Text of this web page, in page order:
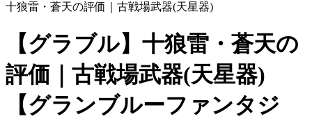
十狼雷・蒼天の評価｜古戦場武器(天星器)
【グラブル】十狼雷・蒼天の
評価｜古戦場武器(天星器)
【グランブルーファンタジ